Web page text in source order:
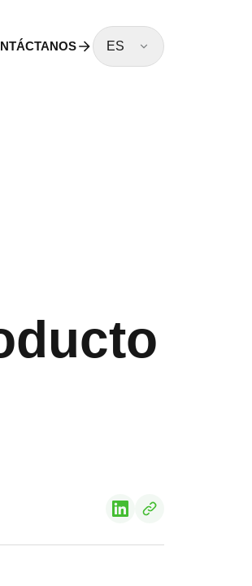
ES